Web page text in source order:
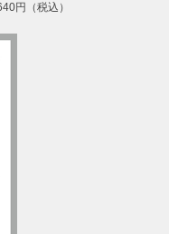
円（税込）